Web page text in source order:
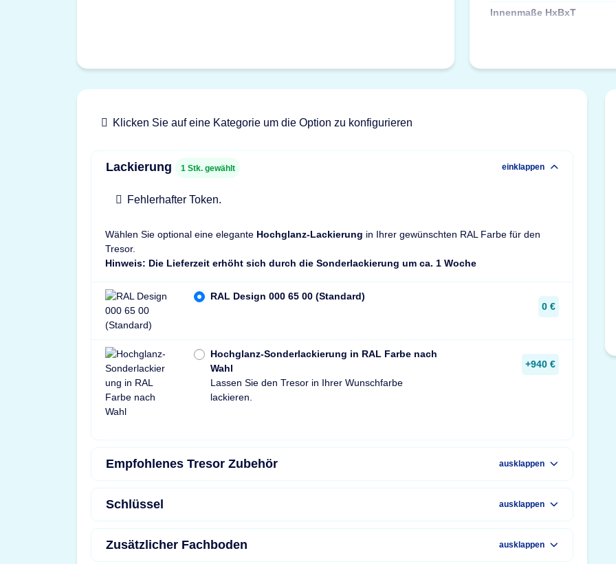
Innenmaße HxBxT
Klicken Sie auf eine Kategorie um die Option zu konfigurieren
Lackierung 1 Stk. gewählt einklappen
Fehlerhafter Token.
Wählen Sie optional eine elegante Hochglanz-Lackierung in Ihrer gewünschten RAL Farbe für den
Tresor.
Hinweis: Die Lieferzeit erhöht sich durch die Sonderlackierung um ca. 1 Woche
RAL Design 000 65 00 (Standard)
0 €
Hochglanz-Sonderlackierung in RAL Farbe nach
Wahl
Lassen Sie den Tresor in Ihrer Wunschfarbe
lackieren.
+940 €
Empfohlenes Tresor Zubehör ausklappen
Schlüssel ausklappen
Zusätzlicher Fachboden ausklappen